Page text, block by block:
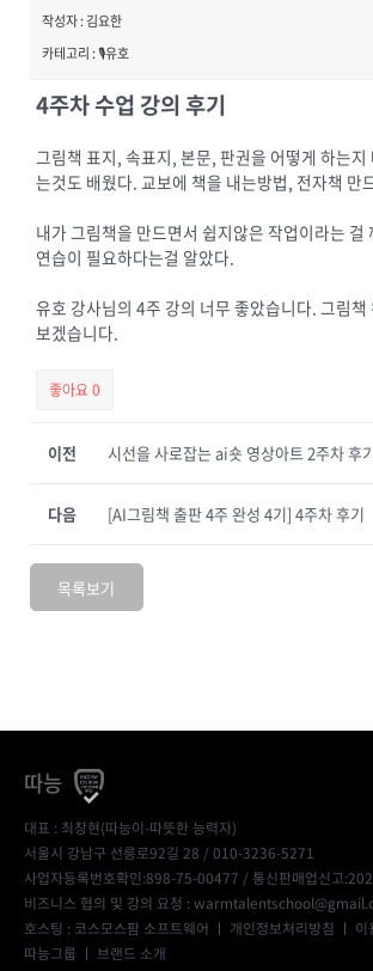
작성자 : 김요한
카테고리 : 🎙️유호
4주차 수업 강의 후기
그림책 표지, 속표지, 본문, 판권을 어떻게 하는지
는것도 배웠다. 교보에 책을 내는방법, 전자책 만
내가 그림책을 만드면서 쉽지않은 작업이라는 걸
연습이 필요하다는걸 알았다.
유호 강사님의 4주 강의 너무 좋았습니다. 그림책
보겠습니다.
좋아요0
이전 시선을 사로잡는 ai숏 영상아트 2주차 후
[AI그림책 출판 4주 완성 4기] 4주차 후기
다음
목록보기
따능
대표 : 최창현(따능이-따뜻한 능력자)
서울시 강남구 선릉로92길 28 / 010-3236-5271
사업자등록번호확인:898-75-00477 / 통신판매업신고
비즈니스 협의 및 강의 요청 :
호스팅 : 코스모스팜 소프트웨어 ㅣ 개인정보처리방침 ㅣ 이
따능그룹 ㅣ 브랜드 소개